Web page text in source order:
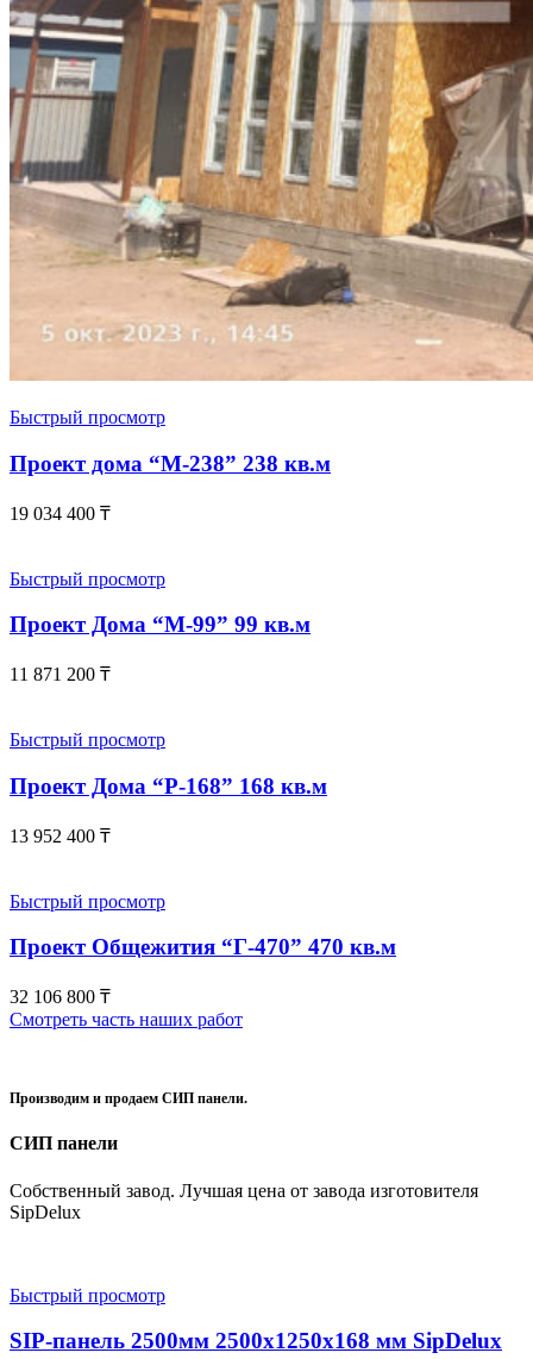
Быстрый просмотр
Проект дома “М-238” 238 кв.м
19 034 400 ₸
Быстрый просмотр
Проект Дома “М-99” 99 кв.м
11 871 200 ₸
Быстрый просмотр
Проект Дома “Р-168” 168 кв.м
13 952 400 ₸
Быстрый просмотр
Проект Общежития “Г-470” 470 кв.м
32 106 800 ₸
Смотреть часть наших работ
Производим и продаем СИП панели.
СИП панели
Собственный завод. Лучшая цена от завода изготовителя
SipDelux
Быстрый просмотр
SIP-панель 2500мм 2500x1250x168 мм SipDelux